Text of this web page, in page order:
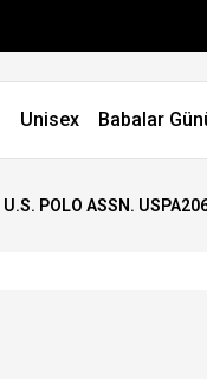
Unisex Babalar
U.S. POLO ASSN.